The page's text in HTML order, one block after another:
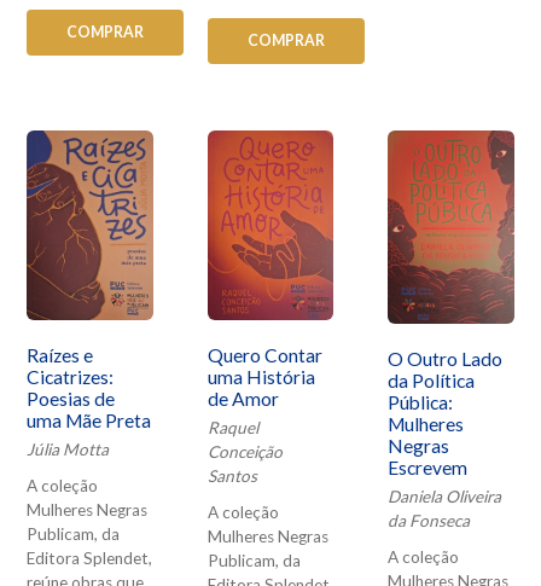
COMPRAR COMPRAR
Raízes e
Cicatrizes:
Poesias de
uma Mãe Preta
Júlia Motta
A coleção
Mulheres Negras
Publicam, da
Editora Splendet,
Quero Contar
uma História
de Amor
Raquel
Conceição
Santos
A coleção
Mulheres Negras
Publicam, da
O Outro Lado
da Política
Pública:
Mulheres
Negras
Escrevem
Daniela Oliveira
da Fonseca
A coleção
Mulheres Negras